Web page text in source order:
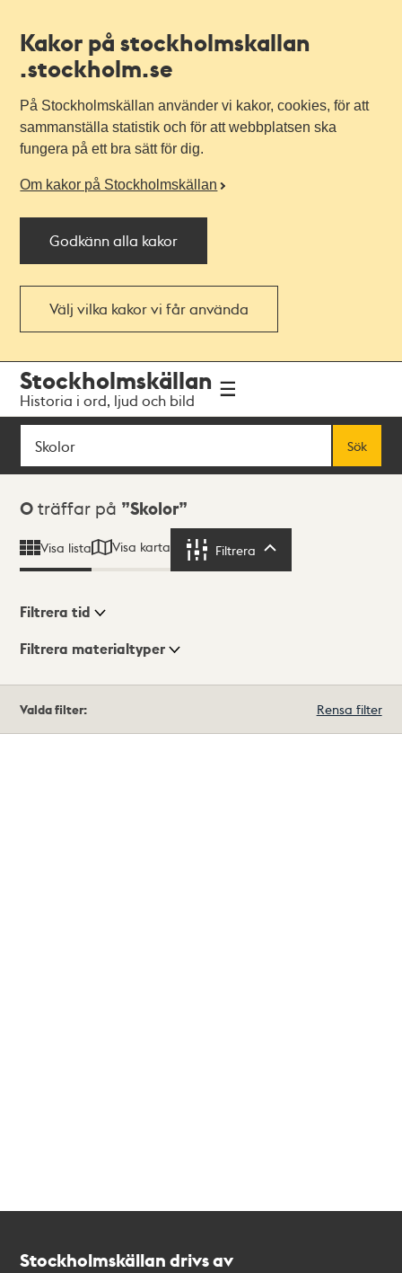
Kakor på stockholmskallan
.stockholm.se
På Stockholmskällan använder vi kakor, cookies, för att
sammanställa statistik och för att webbplatsen ska
fungera på ett bra sätt för dig.
Om kakor på Stockholmskällan
Godkänn alla kakor
Välj vilka kakor vi får använda
navigationen
huvudinnehållet
Stockholmskällan
Historia i ord, ljud och bild
Sök
Sök
Sökresultat
0 träffar på Skolor
Visa lista Visa karta Filtrera
Visningsläge
Filtrera tid
Filtrera materialtyper
träffar
Valda filter: Rensa filter
Stockholmskällan drivs av